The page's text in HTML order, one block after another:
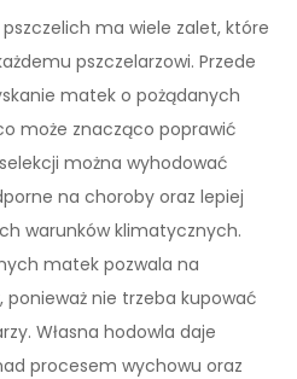
ma wiele zalet, które
pszczelarzowi. Przede
matek o pożądanych
może znacząco poprawić
można wyhodować
na choroby oraz lepiej
warunków klimatycznych.
matek pozwala na
ponieważ nie trzeba kupować
Własna hodowla daje
procesem wychowu oraz